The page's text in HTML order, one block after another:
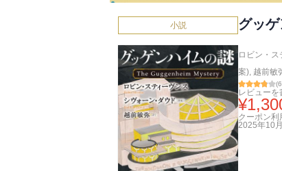
小説 グッ
ロビン・
案), 越前敏
(6
レビューを
¥
クーポン利
2025年10